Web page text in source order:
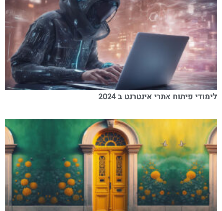
לימודי פיתוח אתרי אינטרנט ב 2024